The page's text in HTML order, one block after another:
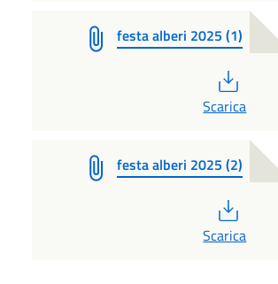
festa alberi 2025 (1)
Scarica
festa alberi 2025 (2)
Scarica